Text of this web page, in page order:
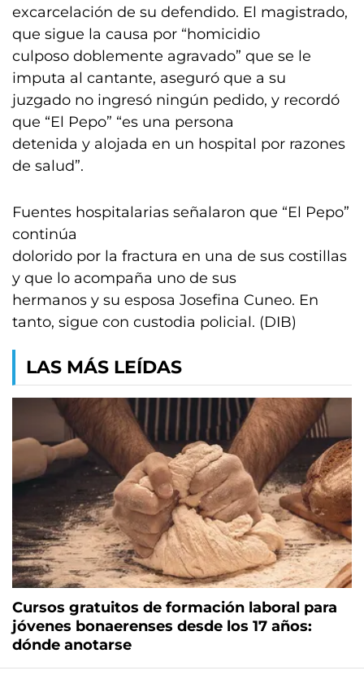
excarcelación de su defendido. El magistrado,
que sigue la causa por “homicidio
culposo doblemente agravado” que se le
imputa al cantante, aseguró que a su
juzgado no ingresó ningún pedido, y recordó
que “El Pepo” “es una persona
detenida y alojada en un hospital por razones
de salud”.
Fuentes hospitalarias señalaron que “El Pepo”
continúa
dolorido por la fractura en una de sus costillas
y que lo acompaña uno de sus
hermanos y su esposa Josefina Cuneo. En
tanto, sigue con custodia policial. (DIB)
LAS MÁS LEÍDAS
Cursos gratuitos de formación laboral para
jóvenes bonaerenses desde los 17 años:
dónde anotarse